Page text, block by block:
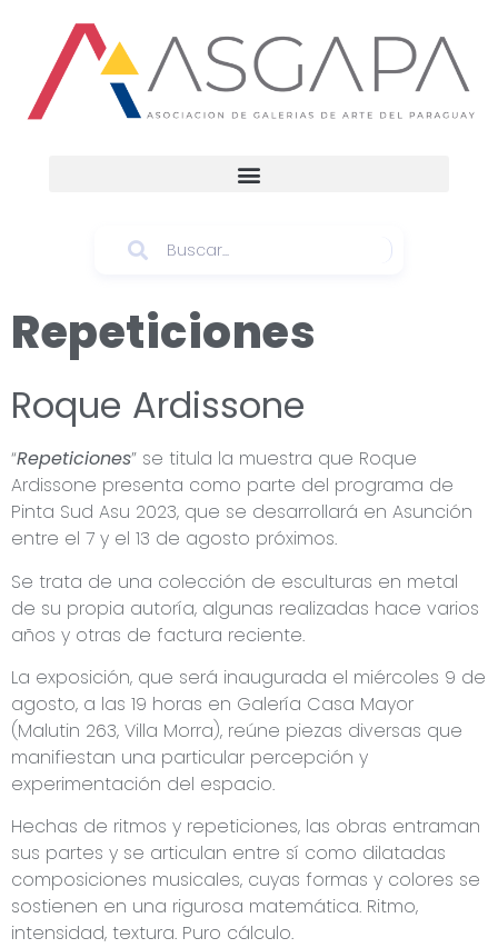
Repeticiones
Roque Ardissone
“Repeticiones” se titula la muestra que Roque
Ardissone presenta como parte del programa de
Pinta Sud Asu 2023, que se desarrollará en Asunción
entre el 7 y el 13 de agosto próximos.
Se trata de una colección de esculturas en metal
de su propia autoría, algunas realizadas hace varios
años y otras de factura reciente.
La exposición, que será inaugurada el miércoles 9 de
agosto, a las 19 horas en Galería Casa Mayor
(Malutin 263, Villa Morra), reúne piezas diversas que
manifiestan una particular percepción y
experimentación del espacio.
Hechas de ritmos y repeticiones, las obras entraman
sus partes y se articulan entre sí como dilatadas
composiciones musicales, cuyas formas y colores se
sostienen en una rigurosa matemática. Ritmo,
intensidad, textura. Puro cálculo.